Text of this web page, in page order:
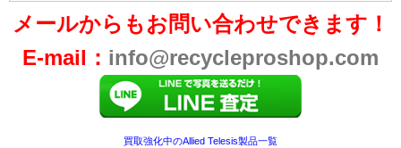
メールからもお問い合わせできます！
E-mail： info@recycleproshop.com
買取強化中のAllied Telesis製品一覧